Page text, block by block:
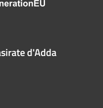
d'Adda